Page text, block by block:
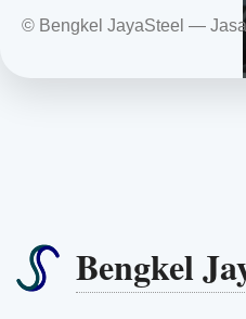
© Bengkel JayaSteel —
Bengkel